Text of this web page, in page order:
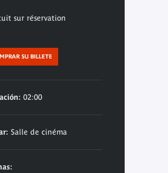
sur réservation
SU BILLETE
02:00
Salle de cinéma